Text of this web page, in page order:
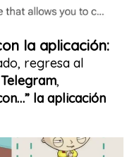
la aplicación:
regresa al
Telegram,
la aplicación